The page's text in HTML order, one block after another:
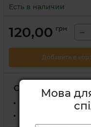
Есть в наличии
120,00 грн −
Добавить в
Способы доставки
На отделение
Мова